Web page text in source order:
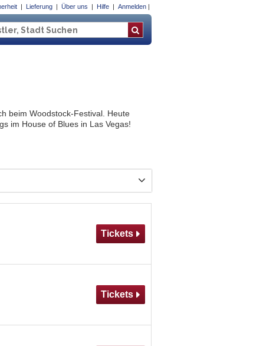
Lieferung Über uns Hilfe Anmelden
beim Woodstock-Festival. Heute
im House of Blues in Las Vegas!